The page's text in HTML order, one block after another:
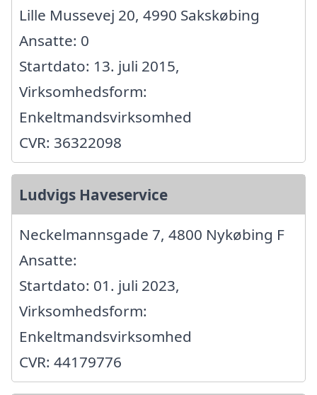
Lille Mussevej 20, 4990 Sakskøbing
Ansatte: 0
Startdato: 13. juli 2015,
Virksomhedsform:
Enkeltmandsvirksomhed
CVR: 36322098
Ludvigs Haveservice
Neckelmannsgade 7, 4800 Nykøbing F
Ansatte:
Startdato: 01. juli 2023,
Virksomhedsform:
Enkeltmandsvirksomhed
CVR: 44179776